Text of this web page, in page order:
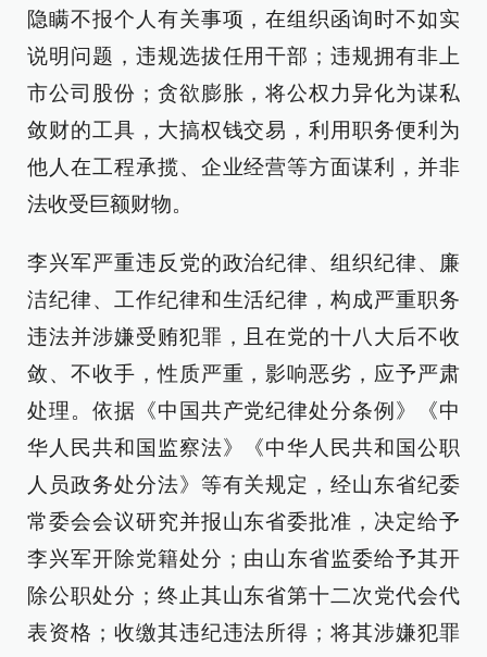
隐瞒不报个人有关事项，在组织函询时不如实
说明问题，违规选拔任用干部；违规拥有非上
市公司股份；贪欲膨胀，将公权力异化为谋私
敛财的工具，大搞权钱交易，利用职务便利为
他人在工程承揽、企业经营等方面谋利，并非
法收受巨额财物。
李兴军严重违反党的政治纪律、组织纪律、廉
洁纪律、工作纪律和生活纪律，构成严重职务
违法并涉嫌受贿犯罪，且在党的十八大后不收
敛、不收手，性质严重，影响恶劣，应予严肃
处理。依据《中国共产党纪律处分条例》《中
华人民共和国监察法》《中华人民共和国公职
人员政务处分法》等有关规定，经山东省纪委
常委会会议研究并报山东省委批准，决定给予
李兴军开除党籍处分；由山东省监委给予其开
除公职处分；终止其山东省第十二次党代会代
表资格；收缴其违纪违法所得；将其涉嫌犯罪